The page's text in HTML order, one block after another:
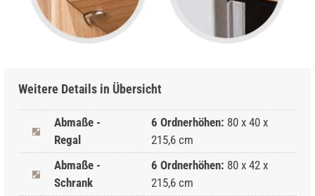
Weitere Details in Übersicht
Abmaße -
Regal
6 Ordnerhöhen: 80 x 40 x
215,6 cm
Abmaße -
Schrank
6 Ordnerhöhen: 80 x 42 x
215,6 cm